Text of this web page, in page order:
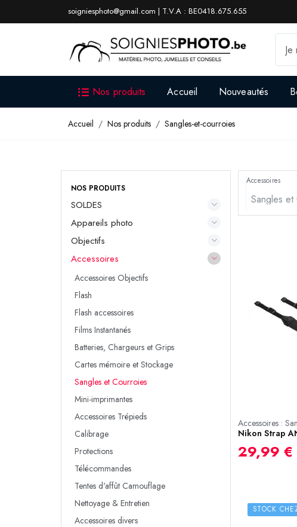
soigniesphoto@gmail.com | T.V.A : BE0418.675.655
Nos produits Accueil Nouveautés
Accueil Nos produits Sangles-et-courroies
NOS PRODUITS
SOLDES
Appareils photo
Objectifs
Accessoires
Accessoires Objectifs
Flash
Flash accessoires
Films Instantanés
Batteries, Chargeurs et Grips
Cartes mémoire et Stockage
Sangles et Courroies
Mini-imprimantes
Accessoires Trépieds
Calibrage
Protections
Télécommandes
Tentes d'affût Camouflage
Nettoyage & Entretien
Accessoires divers
Accessoires
Accessoires :
Nikon Strap
29,99 €
STOCK